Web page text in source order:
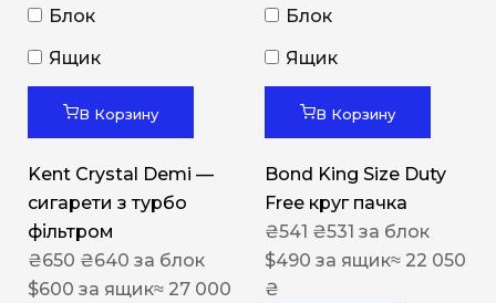
Блок
Ящик
В Корзину
Kent Crystal Demi —
сигарети з турбо
фільтром
₴650 ₴640 за блок
$600 за ящик≈ 27 000
Блок
Ящик
В Корзину
Bond King Size Duty
Free круг пачка
₴541 ₴531 за блок
$490 за ящик≈ 22 050
₴